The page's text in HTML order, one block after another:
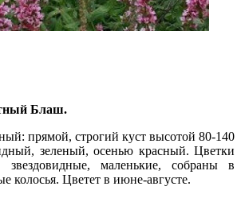
Блаш.
прямой, строгий куст высотой 80-140
зеленый, осенью красный. Цветки
звездовидные, маленькие, собраны в
колосья. Цветет в июне-августе.